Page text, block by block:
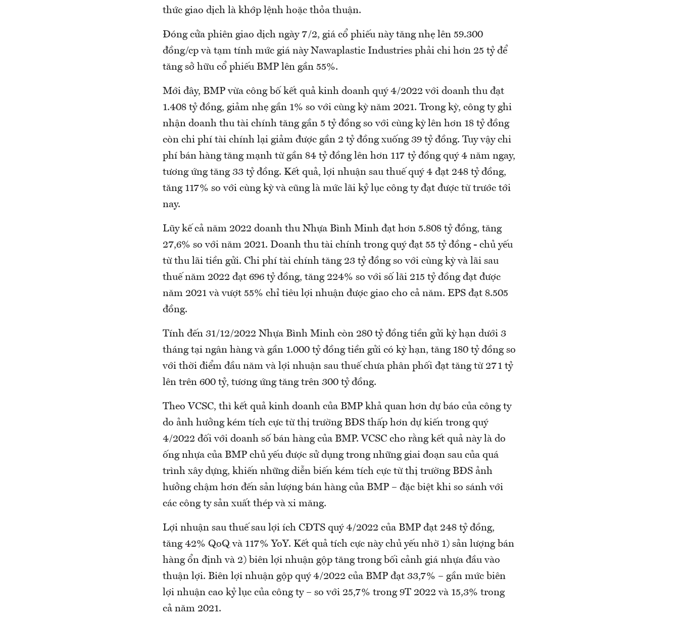
thức giao dịch là khớp lệnh hoặc thỏa thuận.
Đóng cửa phiên giao dịch ngày 7/2, giá cổ phiếu này tăng nhẹ lên 59.300
đồng/cp và tạm tính mức giá này Nawaplastic Industries phải chi hơn 25 tỷ để
tăng sở hữu cổ phiếu BMP lên gần 55%.
Mới đây, BMP vừa công bố kết quả kinh doanh quý 4/2022 với doanh thu đạt
1.408 tỷ đồng, giảm nhẹ gần 1% so với cùng kỳ năm 2021. Trong kỳ, công ty ghi
nhận doanh thu tài chính tăng gần 5 tỷ đồng so với cùng kỳ lên hơn 18 tỷ đồng
còn chi phí tài chính lại giảm được gần 2 tỷ đồng xuống 39 tỷ đồng. Tuy vậy chi
phí bán hàng tăng mạnh từ gần 84 tỷ đồng lên hơn 117 tỷ đồng quý 4 năm ngay,
tương ứng tăng 33 tỷ đồng. Kết quả, lợi nhuận sau thuế quý 4 đạt 248 tỷ đồng,
tăng 117% so với cùng kỳ và cũng là mức lãi kỷ lục công ty đạt được từ trước tới
nay.
Lũy kế cả năm 2022 doanh thu Nhựa Bình Minh đạt hơn 5.808 tỷ đồng, tăng
27,6% so với năm 2021. Doanh thu tài chính trong quý đạt 55 tỷ đồng - chủ yếu
từ thu lãi tiền gửi. Chi phí tài chính tăng 23 tỷ đồng so với cùng kỳ và lãi sau
thuế năm 2022 đạt 696 tỷ đồng, tăng 224% so với số lãi 215 tỷ đồng đạt được
năm 2021 và vượt 55% chỉ tiêu lợi nhuận được giao cho cả năm. EPS đạt 8.505
đồng.
Tính đến 31/12/2022 Nhựa Bình Minh còn 280 tỷ đồng tiền gửi kỳ hạn dưới 3
tháng tại ngân hàng và gần 1.000 tỷ đồng tiền gửi có kỳ hạn, tăng 180 tỷ đồng so
với thời điểm đầu năm và lợi nhuận sau thuế chưa phân phối đạt tăng từ 271 tỷ
lên trên 600 tỷ, tương ứng tăng trên 300 tỷ đồng.
Theo VCSC, thì kết quả kinh doanh của BMP khả quan hơn dự báo của công ty
do ảnh hưởng kém tích cực từ thị trường BĐS thấp hơn dự kiến trong quý
4/2022 đối với doanh số bán hàng của BMP. VCSC cho rằng kết quả này là do
ống nhựa của BMP chủ yếu được sử dụng trong những giai đoạn sau của quá
trình xây dựng, khiến những diễn biến kém tích cực từ thị trường BĐS ảnh
hưởng chậm hơn đến sản lượng bán hàng của BMP – đặc biệt khi so sánh với
các công ty sản xuất thép và xi măng.
Lợi nhuận sau thuế sau lợi ích CĐTS quý 4/2022 của BMP đạt 248 tỷ đồng,
tăng 42% QoQ và 117% YoY. Kết quả tích cực này chủ yếu nhờ 1) sản lượng bán
hàng ổn định và 2) biên lợi nhuận gộp tăng trong bối cảnh giá nhựa đầu vào
thuận lợi. Biên lợi nhuận gộp quý 4/2022 của BMP đạt 33,7% – gần mức biên
lợi nhuận cao kỷ lục của công ty – so với 25,7% trong 9T 2022 và 15,3% trong
cả năm 2021.